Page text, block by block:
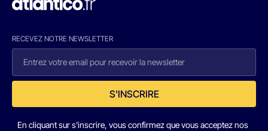
RECEVEZ NOTRE NEWSLETTER
S'INSCRIRE
En cliquant sur s'inscrire, vous confirmez que vous acceptez nos